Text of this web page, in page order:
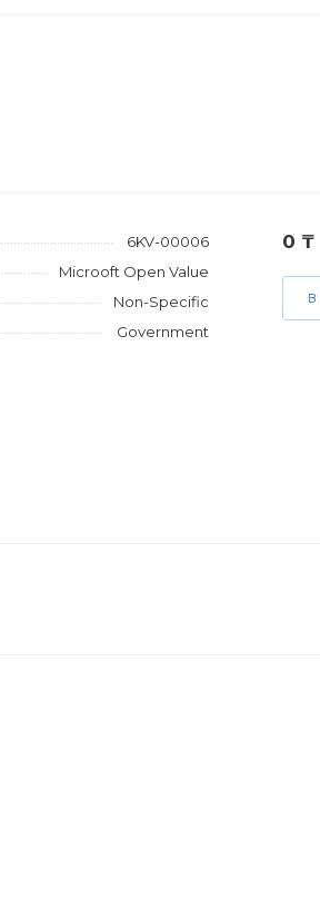
6KV-00006
Microoft Open Value
Non-Specific
Government
0 ₸